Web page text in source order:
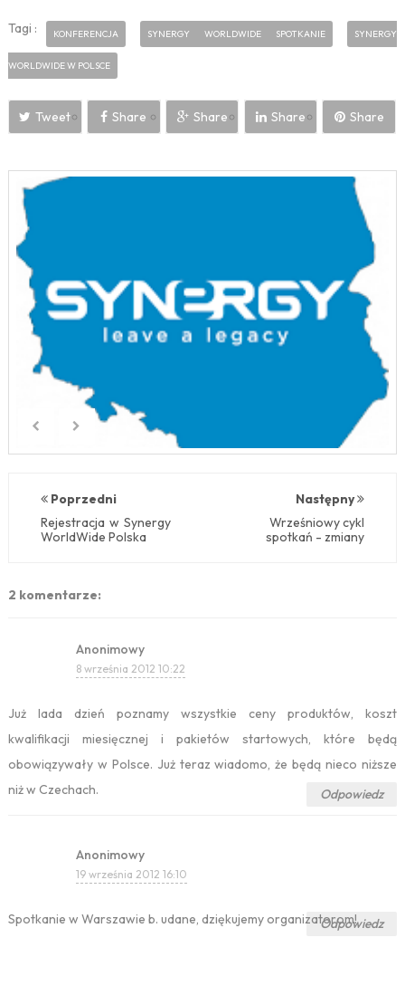
Tagi : KONFERENCJA SYNERGY WORLDWIDE SPOTKANIE SYNERGY
WORLDWIDE W POLSCE
Tweet Share Share Share Share
Następny
Wrześniowy cykl
spotkań - zmiany
Poprzedni
Rejestracja w Synergy
WorldWide Polska
2 komentarze:
Anonimowy
8 września 2012 10:22
Już lada dzień poznamy wszystkie ceny produktów, koszt
kwalifikacji miesięcznej i pakietów startowych, które będą
obowiązywały w Polsce. Już teraz wiadomo, że będą nieco niższe
niż w Czechach.
Odpowiedz
Anonimowy
19 września 2012 16:10
Spotkanie w Warszawie b. udane, dziękujemy organizatorom!
Odpowiedz